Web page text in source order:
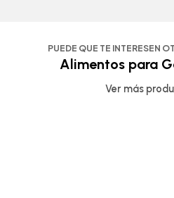
PUEDE QUE TE INTERESEN
Alimentos para
Ver más